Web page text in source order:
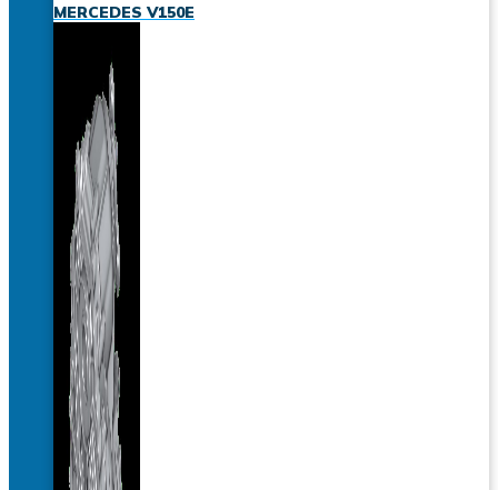
MERCEDES V150E